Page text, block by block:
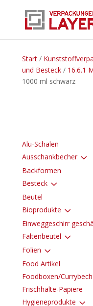
Start/
und Besteck/ 16.6.1
1000 ml schwarz
Alu-Schalen
Ausschankbecher3
Backformen
Besteck3
Beutel
Bioprodukte 3
Einweggeschirr
Faltenbeutel 3
Folien 3
Food Artikel
Foodboxen/
Frischhalte-Papiere
Hygieneprodukte 3